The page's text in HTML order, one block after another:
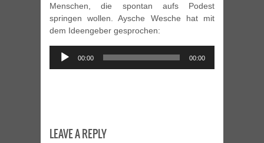
Menschen, die spontan aufs Podest
springen wollen. Aysche Wesche hat mit
dem Ideengeber gesprochen:
Audio
Player
00:00 00:00
LEAVE A REPLY